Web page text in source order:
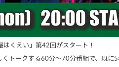
くえい」第42回がスタート！
トークする60分～70分番組で、既に5